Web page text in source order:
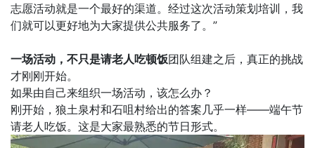
志愿活动就是一个最好的渠道。经过这次活动策划培训，我
们就可以更好地为大家提供公共服务了。”
一场活动，不只是请老人吃顿饭团队组建之后，真正的挑战
才刚刚开始。
如果由自己来组织一场活动，该怎么办？
刚开始，狼土泉村和石咀村给出的答案几乎一样——端午节
请老人吃饭。这是大家最熟悉的节日形式。